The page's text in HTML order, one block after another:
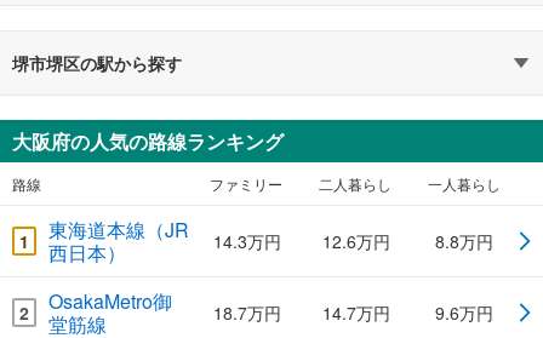
堺市堺区の駅から探す
大阪府の人気の路線ランキング
路線 ファミリー 二人暮らし 一人暮らし
1
東海道本線（JR
西日本）
14.3万円 12.6万円 8.8万円
2
OsakaMetro御
堂筋線
18.7万円 14.7万円 9.6万円